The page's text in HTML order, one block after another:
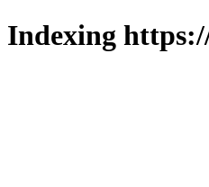
Indexing